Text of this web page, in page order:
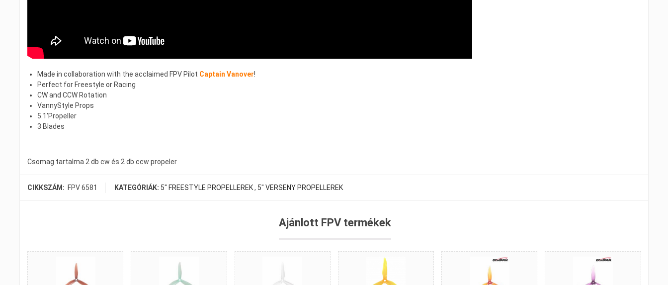
Made in collaboration with the acclaimed FPV Pilot Captain Vanover!
Perfect for Freestyle or Racing
CW and CCW Rotation
VannyStyle Props
5.1′Propeller
3 Blades
Csomag tartalma 2 db cw és 2 db ccw propeler
CIKKSZÁM: FPV 6581 KATEGÓRIÁK: 5" FREESTYLE PROPELLEREK, 5" VERSENY PROPELLEREK
Ajánlott FPV termékek